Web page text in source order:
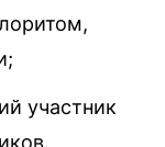
участник